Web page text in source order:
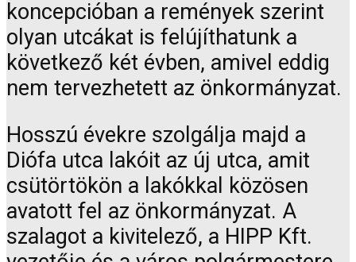
koncepcióban a remények szerint
olyan utcákat is felújíthatunk a
következő két évben, amivel eddig
nem tervezhetett az önkormányzat.
Hosszú évekre szolgálja majd a
Diófa utca lakóit az új utca, amit
csütörtökön a lakókkal közösen
avatott fel az önkormányzat. A
szalagot a kivitelező, a HIPP Kft.